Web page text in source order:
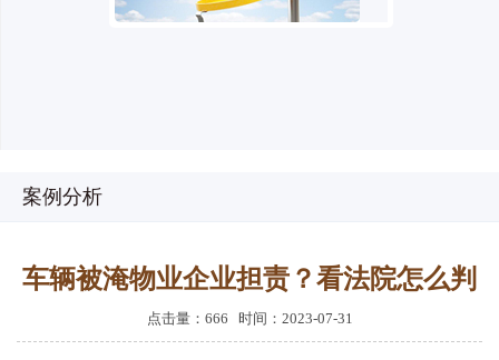
案例分析
车辆被淹物业企业担责？看法院怎么判
点击量：666 时间：2023-07-31